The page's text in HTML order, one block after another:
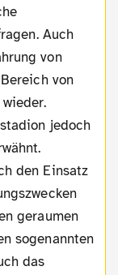
Auch
von
von
jedoch
den Einsatz
geraumen
sogenannten
das